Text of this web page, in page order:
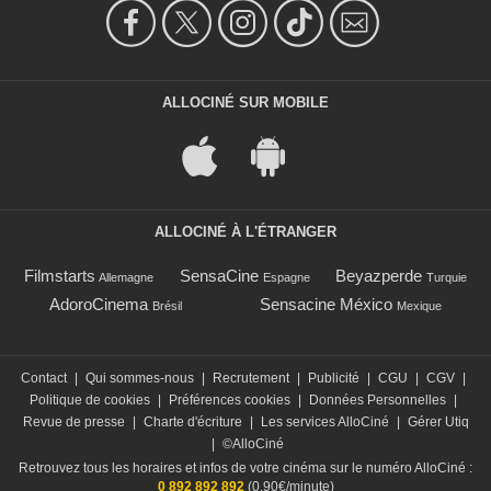
ALLOCINÉ SUR MOBILE
ALLOCINÉ À L'ÉTRANGER
Filmstarts Allemagne SensaCine Espagne Beyazperde Turquie
AdoroCinema Brésil Sensacine México Mexique
Contact Qui sommes-nous Recrutement Publicité CGU CGV
Politique de cookies
Préférences cookies Données Personnelles
Revue de presse
Charte d'écriture Les services AlloCiné
Gérer Utiq
©AlloCiné
Retrouvez tous les horaires et infos de votre cinéma sur le numéro AlloCiné :
0 892 892 892(0,90€/minute)